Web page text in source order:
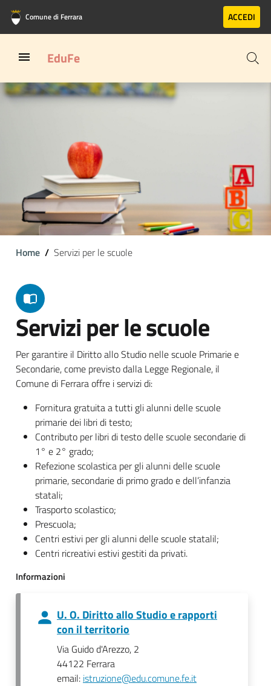
Vai al contenuto principale
Vai al footer
Comune di Ferrara ACCEDI
EduFe
Home Servizi per le scuole
Servizi per le scuole
Per garantire il Diritto allo Studio nelle scuole Primarie e
Secondarie, come previsto dalla Legge Regionale, il
Comune di Ferrara offre i servizi di:
Fornitura gratuita a tutti gli alunni delle scuole
primarie dei libri di testo;
Contributo per libri di testo delle scuole secondarie di
1° e 2° grado;
Refezione scolastica per gli alunni delle scuole
primarie, secondarie di primo grado e dell’infanzia
statali;
Trasporto scolastico;
Prescuola;
Centri estivi per gli alunni delle scuole statalil;
Centri ricreativi estivi gestiti da privati.
Informazioni
U. O. Diritto allo Studio e rapporti
con il territorio
Via Guido d'Arezzo, 2
44122 Ferrara
email: istruzione@edu.comune.fe.it